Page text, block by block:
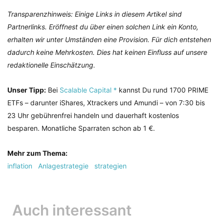
Transparenzhinweis: Einige Links in diesem Artikel sind
Partnerlinks. Eröffnest du über einen solchen Link ein Konto,
erhalten wir unter Umständen eine Provision. Für dich entstehen
dadurch keine Mehrkosten. Dies hat keinen Einfluss auf unsere
redaktionelle Einschätzung.
Unser Tipp: Bei Scalable Capital * kannst Du rund 1700 PRIME
ETFs – darunter iShares, Xtrackers und Amundi – von 7:30 bis
23 Uhr gebührenfrei handeln und dauerhaft kostenlos
besparen. Monatliche Sparraten schon ab 1 €.
Mehr zum Thema:
inflation
Anlagestrategie strategien
Auch interessant